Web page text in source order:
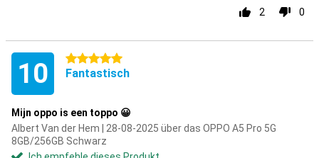
2 0
10 5 Sterne
Fantastisch
Mijn oppo is een toppo 😀
Albert Van der Hem | 28-08-2025 über das OPPO A5 Pro 5G
8GB/256GB Schwarz